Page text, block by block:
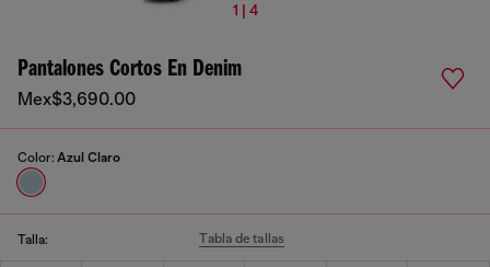
1 | 4
Pantalones Cortos En Denim
Mex$3,690.00
Color: Azul Claro
Talla: Tabla de tallas